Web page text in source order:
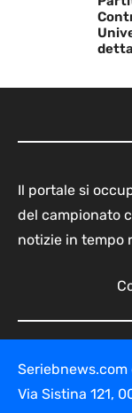
Il portale si
del campionato
notizie in tempo
Seriebnews.com
Via Sistina 121,